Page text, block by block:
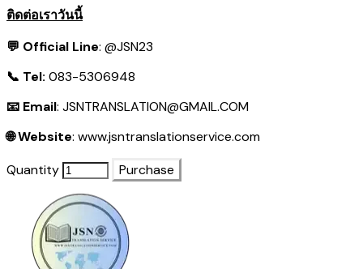
ติดต่อเราวันนี้
💬 Official Line: @JSN23
📞 Tel: 083-5306948
📧 Email: JSNTRANSLATION@GMAIL.COM
🌐 Website: www.jsntranslationservice.com
Quantity
Purchase